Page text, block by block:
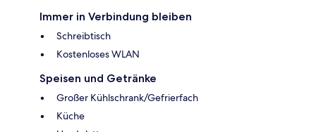
Immer in Verbindung bleiben
Schreibtisch
Kostenloses WLAN
Speisen und Getränke
Großer Kühlschrank/Gefrierfach
Küche